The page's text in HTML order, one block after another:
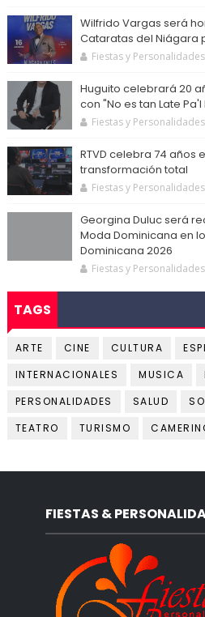
Wilfrido Vargas será
Cataratas del Niágara
Fiestas y Personalidades
Huguito celebrará 20
con "No es tan Late Pa'l
Fiestas y Personalidades
RTVD celebra 74 años
transformación total
Fiestas y Personalidades
Georgina Duluc será
Moda Dominicana en
Dominicana 2026
Fiestas y Personalidades
TAGS
ARTE CINE CULTURA
INTERNACIONALES
MUSICA
PERSONALIDADES
SALUD
TEATRO
TURISMO
FIESTAS &